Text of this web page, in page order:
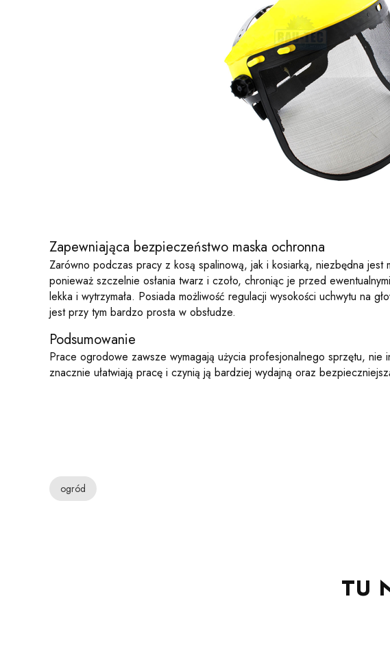
Zapewniająca bezpieczeństwo maska ochronna
Zarówno podczas pracy z kosą spalinową, jak i kosiarką, niezbędna
ponieważ szczelnie osłania twarz i czoło, chroniąc je przed
lekka i wytrzymała. Posiada możliwość regulacji wysokości uchwytu na
jest przy tym bardzo prosta w obsłudze.
Podsumowanie
Prace ogrodowe zawsze wymagają użycia profesjonalnego sprzętu,
znacznie ułatwiają pracę i czynią ją bardziej wydajną oraz
ogród
TU